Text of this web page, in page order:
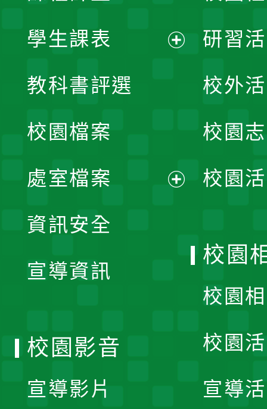
學生課表
單
教科書評選
校園檔案
處室檔案
資訊安全
宣導資訊
研習
校外
校園
校園
校園
校園
校園
宣導
校園影音
宣導影片